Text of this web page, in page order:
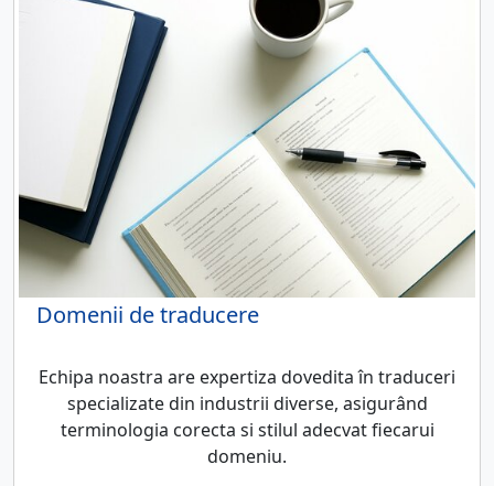
Domenii de traducere
Echipa noastra are expertiza dovedita în traduceri
specializate din industrii diverse, asigurând
terminologia corecta si stilul adecvat fiecarui
domeniu.